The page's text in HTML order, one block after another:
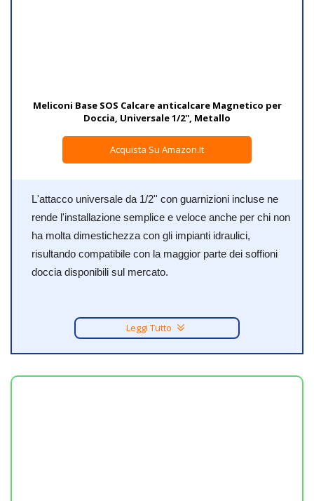
Meliconi Base SOS Calcare anticalcare Magnetico per
Doccia, Universale 1/2'', Metallo
Acquista Su Amazon.it
L'attacco universale da 1/2'' con guarnizioni incluse ne
rende l'installazione semplice e veloce anche per chi non
ha molta dimestichezza con gli impianti idraulici,
risultando compatibile con la maggior parte dei soffioni
doccia disponibili sul mercato.
Leggi Tutto